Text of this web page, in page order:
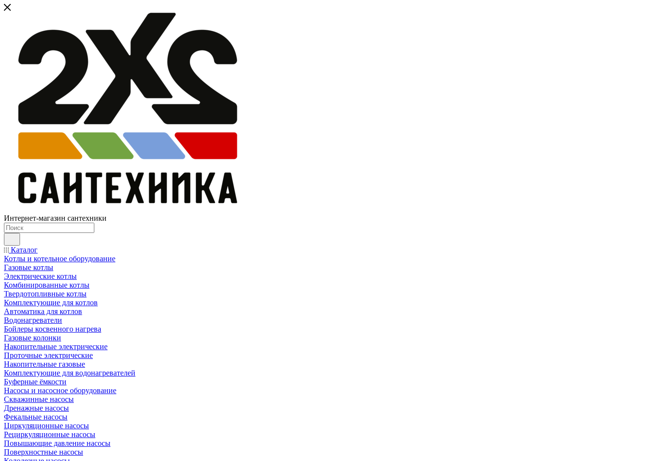
Интернет-магазин сантехники
Каталог
Котлы и котельное оборудование
Газовые котлы
Электрические котлы
Комбинированные котлы
Твердотопливные котлы
Комплектующие для котлов
Автоматика для котлов
Водонагреватели
Бойлеры косвенного нагрева
Газовые колонки
Накопительные электрические
Проточные электрические
Накопительные газовые
Комплектующие для водонагревателей
Буферные ёмкости
Насосы и насосное оборудование
Скважинные насосы
Дренажные насосы
Фекальные насосы
Циркуляционные насосы
Рециркуляционные насосы
Повышающие давление насосы
Поверхностные насосы